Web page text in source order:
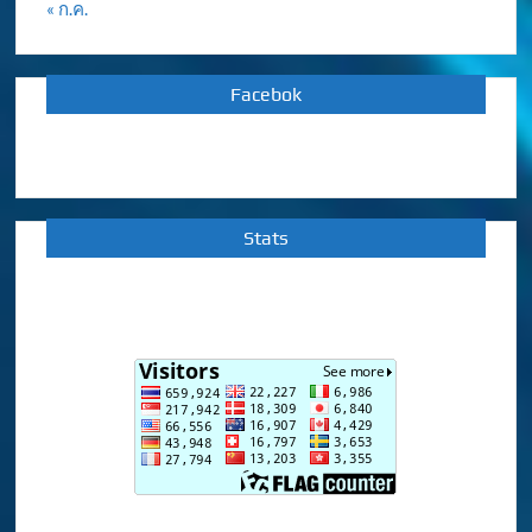
« ก.ค.
Facebok
Stats